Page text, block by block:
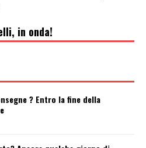
in onda!
? Entro la fine della